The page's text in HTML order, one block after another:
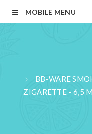
MOBILE MENU
BB-WARE
ZIGARETTE - 6,5